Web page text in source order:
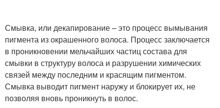
Смывка, или декапирование – это процесс вымывания
пигмента из окрашенного волоса. Процесс заключается
в проникновении мельчайших частиц состава для
смывки в структуру волоса и разрушении химических
связей между последним и красящим пигментом.
Смывка выводит пигмент наружу и блокирует их, не
позволяя вновь проникнуть в волос.